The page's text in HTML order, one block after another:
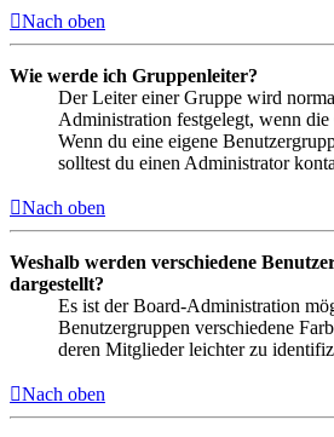
Nach oben
Wie werde ich Gruppenleiter?
Der Leiter einer Gruppe wird
Administration festgelegt, wenn
Wenn du eine eigene
solltest du einen Administrator
Nach oben
Weshalb werden verschiedene
dargestellt?
Es ist der Board-Administration
Benutzergruppen verschiedene
deren Mitglieder leichter zu
Nach oben